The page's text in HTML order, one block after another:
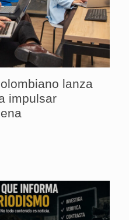
lanza
impulsar